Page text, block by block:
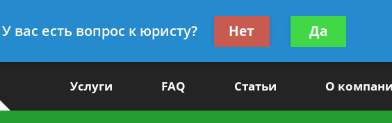
90
Получите консультацию
бесплатно
Услуги FAQ Статьи О
У вас есть вопрос к юристу? Нет Да